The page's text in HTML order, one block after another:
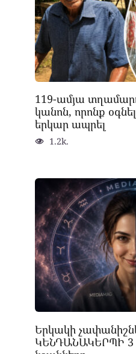
119-ամյա
կանոն, որոնք
երկար ապրել
1.2k.
Երկակի
ԿԵՆԴԱՆԱԿԵՐՊԻ 3